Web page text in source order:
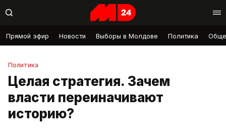
Прямой эфир Новости Выборы в Молдове Политика
Политика
Целая стратегия. Зачем
власти переиначивают
историю?